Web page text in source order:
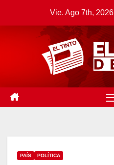
Vie. Ago 7th, 2026
PAÍS POLÍTICA